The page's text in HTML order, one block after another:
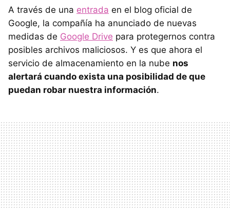
A través de una entrada en el blog oficial de
Google, la compañía ha anunciado de nuevas
medidas de Google Drive para protegernos contra
posibles archivos maliciosos. Y es que ahora el
servicio de almacenamiento en la nube nos
alertará cuando exista una posibilidad de que
puedan robar nuestra información.